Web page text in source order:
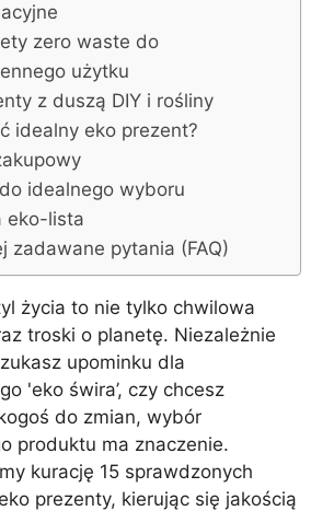
zero waste do
użytku
z duszą DIY i rośliny
idealny eko prezent?
idealnego wyboru
eko-lista
zadawane pytania (FAQ)
życia to nie tylko chwilowa
troski o planetę. Niezależnie
upominku dla
'eko świra’, czy chcesz
do zmian, wybór
produktu ma znaczenie.
kurację 15 sprawdzonych
prezenty, kierując się jakością